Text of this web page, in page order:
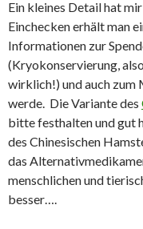
Ein kleines Detail hat
Einchecken erhält man
Informationen zur
(Kryokonservierung,
wirklich!) und auch zum
werde. Die Variante des
bitte festhalten und gut
des Chinesischen
das
menschlichen und
besser….